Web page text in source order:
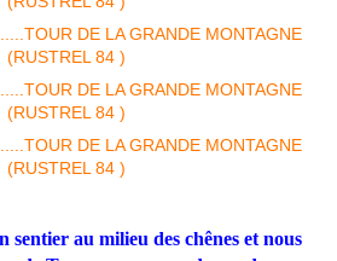
sentier au milieu des chênes et nous